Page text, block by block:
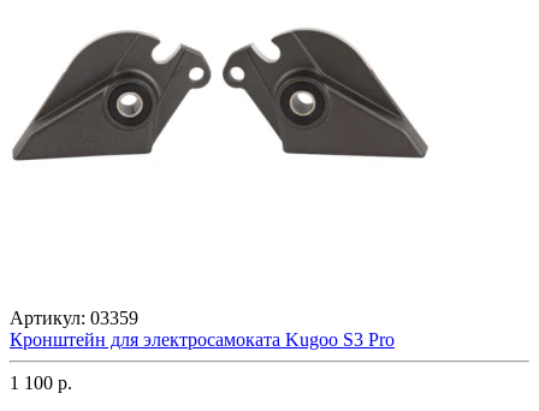
Артикул: 03359
Кронштейн для электросамоката Kugoo S3 Pro
1 100 р.